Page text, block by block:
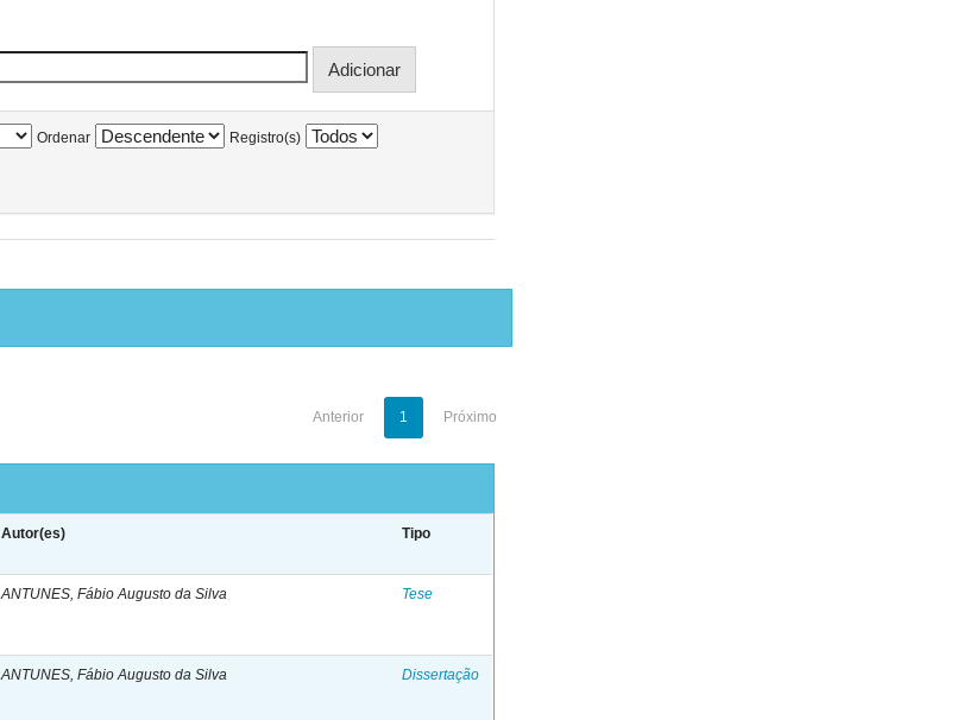
Ordenar Registro(s)
Anterior 1 Próximo
Autor(es) Tipo
ANTUNES, Fábio Augusto da Silva Tese
ANTUNES, Fábio Augusto da Silva Dissertação